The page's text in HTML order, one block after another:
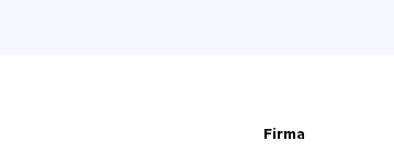
Firma